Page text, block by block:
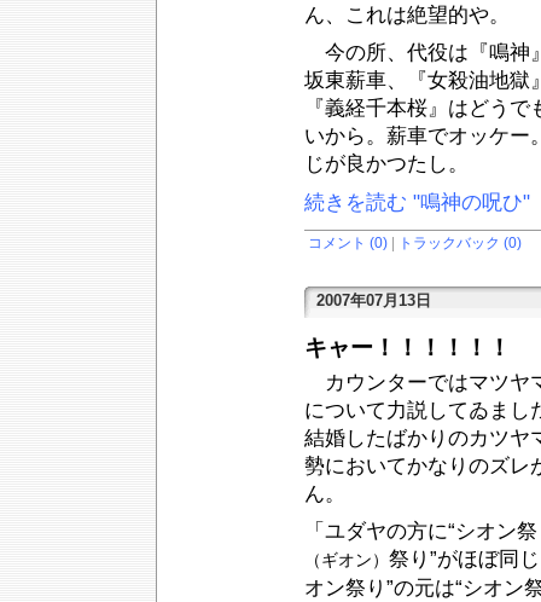
ん、これは絶望的や。
今の所、代役は『鳴神
坂東薪車、『女殺油地獄
『義経千本桜』はどう
いから。薪車でオッケー
じが良かつたし。
続きを読む "鳴神の呪ひ"
コメント (0) トラックバック (0)
2007年07月13日
キャー！！！！！！
カウンターではマツヤ
について力説してゐまし
結婚したばかりのカツヤ
勢においてかなりのズレ
ん。
「ユダヤの方に“シオン
（ギオン） 祭り”がほぼ同
オン祭り”の元は“シオン